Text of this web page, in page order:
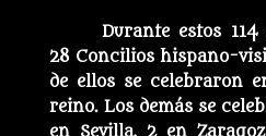
Durante estos
28 Concilios hispano-
de ellos se celebraron
reino. Los demás se